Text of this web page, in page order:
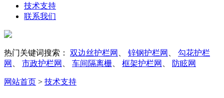
技术支持
联系我们
热门关键词搜索： 双边丝护栏网 锌钢护栏网
勾花护栏
网
市政护栏网 车间隔离栅 框架护栏网 防眩网
网站首页 > 技术支持